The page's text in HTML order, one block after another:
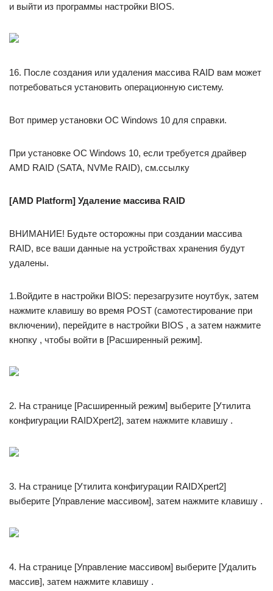
и выйти из программы настройки BIOS.
16. После создания или удаления массива RAID вам может
потребоваться установить операционную систему.
Вот пример установки ОС Windows 10 для справки.
При установке ОС Windows 10, если требуется драйвер
AMD RAID (SATA, NVMe RAID), см.ссылку
[AMD Platform] Удаление массива RAID
ВНИМАНИЕ! Будьте осторожны при создании массива
RAID, все ваши данные на устройствах хранения будут
удалены.
1.Войдите в настройки BIOS: перезагрузите ноутбук, затем
нажмите клавишу во время POST (самотестирование при
включении), перейдите в настройки BIOS , а затем нажмите
кнопку , чтобы войти в [Расширенный режим].
2. На странице [Расширенный режим] выберите [Утилита
конфигурации RAIDXpert2], затем нажмите клавишу .
3. На странице [Утилита конфигурации RAIDXpert2]
выберите [Управление массивом], затем нажмите клавишу .
4. На странице [Управление массивом] выберите [Удалить
массив], затем нажмите клавишу .